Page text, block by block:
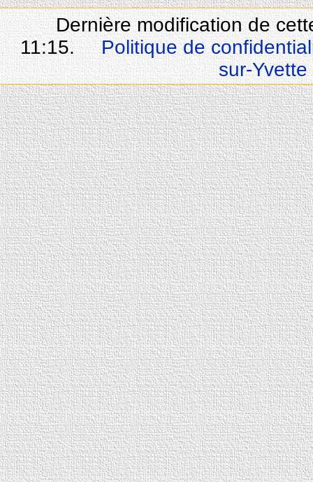
Dernière modification de
11:15.
Politique de
sur-Yvette